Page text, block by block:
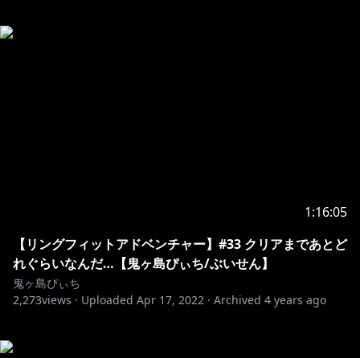
1:16:05
【リングフィットアドベンチャー】#33 クリアまであとど
れぐらいなんだ…【鬼ヶ島ぴぃち/ぶいせん】
鬼ヶ島ぴぃち
2,273views · Uploaded Apr 17, 2022 · Archived 4 years ago